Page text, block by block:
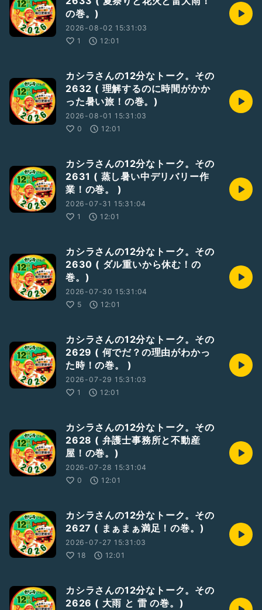
の巻。)
2026-08-02 15:31:03
1
12:01
カシラさんの12分なトーク。その
2632 ( 理解するのに時間がかか
った暑い旅！の巻。)
2026-08-01 15:31:03
0
12:01
カシラさんの12分なトーク。その
2631 ( 蒸し暑い中デリバリー作
業！の巻。 )
2026-07-31 15:31:04
1
12:01
カシラさんの12分なトーク。その
2630 ( ダル重いから休む！の
巻。)
2026-07-30 15:31:04
5
12:01
カシラさんの12分なトーク。その
2629 ( 何でだ？の理由がわかっ
た時！の巻。 )
2026-07-29 15:31:03
1
12:01
カシラさんの12分なトーク。その
2628 ( 弁護士事務所と不動産
屋！の巻。)
2026-07-28 15:31:04
0
12:01
カシラさんの12分なトーク。その
2627 ( まぁまぁ満足！の巻。)
2026-07-27 15:31:03
18
12:01
カシラさんの12分なトーク。その
2626 ( 大雨 と 雷 の巻。)